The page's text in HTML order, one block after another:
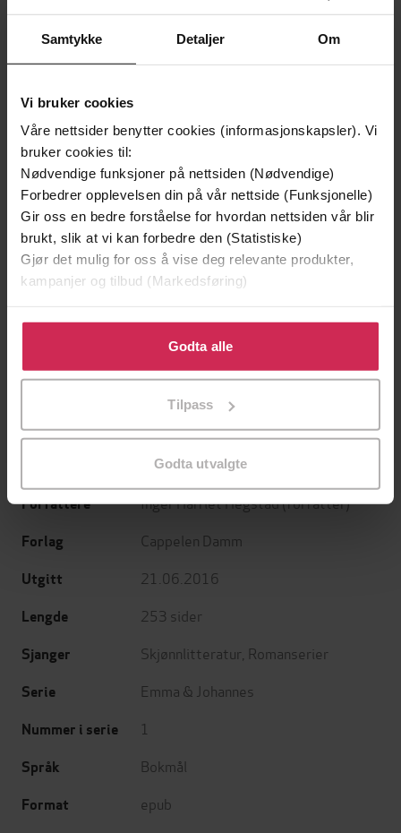
Samtykke Detaljer Om
Vi bruker cookies
Våre nettsider benytter cookies (informasjonskapsler). Vi
bruker cookies til:
Nødvendige funksjoner på nettsiden (Nødvendige)
Forbedrer opplevelsen din på vår nettside (Funksjonelle)
Gir oss en bedre forståelse for hvordan nettsiden vår blir
brukt, slik at vi kan forbedre den (Statistiske)
Gjør det mulig for oss å vise deg relevante produkter,
kampanjer og tilbud (Markedsføring)
Klikk på «Godta alle» for å gi oss ditt samtykke til å
bruke cookies for alle disse formålene. Du kan også
tilpasse ditt samtykke til spesifikke formål ved å klikke
Godta alle
Tilpass
Godta utvalgte
Andre har også kjøpt
Torill Thorup
Ann-Christin Gjersøe
Forfattere Inger Harriet Hegstad(forfatter)
Forlag Cappelen Damm
Utgitt 21.06.2016
Lengde 253 sider
Sjanger Skjønnlitteratur Romanserier
Serie Emma & Johannes
Nummer i serie 1
Språk Bokmål
Format epub